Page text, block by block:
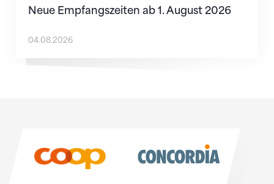
Neue Empfangszeiten ab 1. August 2026
04.08.2026